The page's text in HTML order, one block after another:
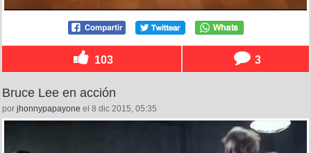
103 3
Bruce Lee en acción
por jhonnypapayone el 8 dic 2015, 05:35